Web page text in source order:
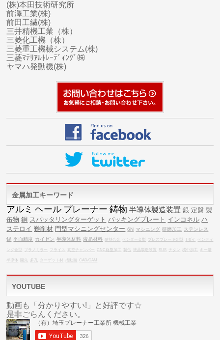
(株)本田技術研究所
前澤工業(株)
前田工繊(株)
三井精機工業（株）
三菱化工機（株）
三菱重工機械システム(株)
三菱ﾏﾃﾘｱﾙﾄﾚｰﾃﾞｨﾝｸﾞ㈱
ヤマハ発動機(株)
金属加工キーワード
アルミ ヘール プレーナー 鋳物 半導体製造装置 銀 定盤 製
缶物 銅 スパッタリングターゲット バッキングプレート インコネル ハ
ステロイ 難削材 門型マシニングセンター 6N マシニング 研磨加工
ステンレス
錫 平面精度 カイゼン 半導体材料 液晶材料 耐熱合金 ベンダー金型 プレスブレーキ金型 Tダイ ベンディ
ング金型 プラノミラー フライス 真空チャンバー CNC旋盤加工 製缶 液晶製造装置 SUS チタン 横中加工 キー溝
半導体 開先 多孔 ターゲット材 摺動面 CAD/CAM
YOUTUBE
動画も「分かりやすい!」と好評です☆
是非ごらんください。